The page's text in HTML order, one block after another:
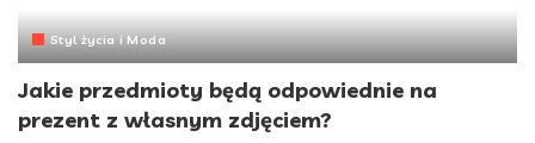
Styl życia i Moda
Jakie przedmioty będą odpowiednie na
prezent z własnym zdjęciem?